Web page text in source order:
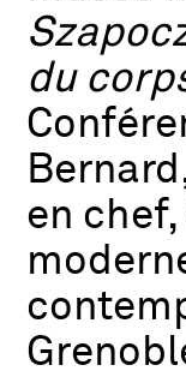
du
en